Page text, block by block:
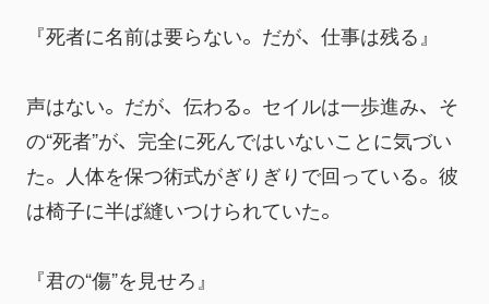
『死者に名前は要らない。だが、仕事は残る』
声はない。だが、伝わる。セイルは一歩進み、そ
の“死者”が、完全に死んではいないことに気づい
た。人体を保つ術式がぎりぎりで回っている。彼
は椅子に半ば縫いつけられていた。
『君の“傷”を見せろ』